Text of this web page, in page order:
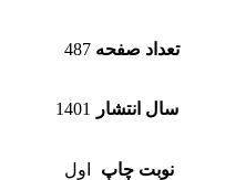
تعداد صفحه 487
سال انتشار 1401
نوبت چاپ اول